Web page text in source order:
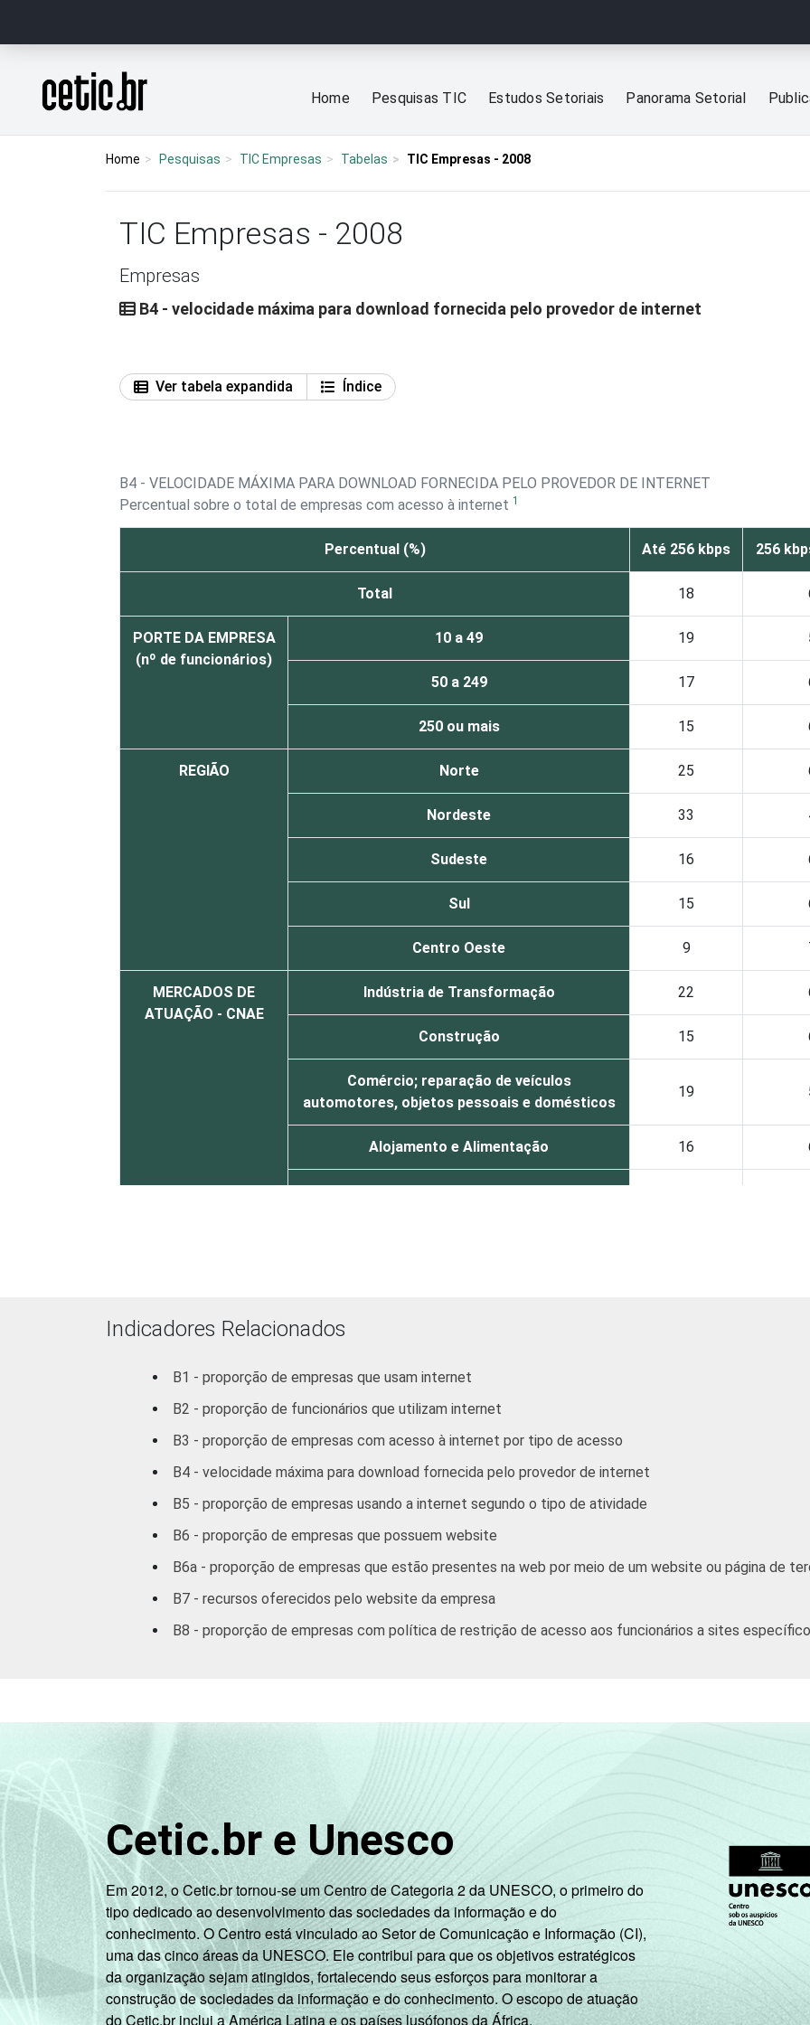
Página inicial
Home Pesquisas TIC Estudos Setoriais Panorama Setorial
Home Pesquisas TIC Empresas Tabelas TIC Empresas - 2008
TIC Empresas - 2008
Empresas
B4 - velocidade máxima para download fornecida pelo provedor de internet
Ver tabela expandida
Índice
B4 - VELOCIDADE MÁXIMA PARA DOWNLOAD FORNECIDA PELO PROVEDOR DE INTERNET
Percentual sobre o total de empresas com acesso à internet 1
Percentual (%) Até 256 kbps 256
Total 18
PORTE DA EMPRESA
(nº de funcionários)
10 a 49 19
50 a 249 17
250 ou mais 15
REGIÃO Norte 25
Nordeste 33
Sudeste 16
Sul 15
Centro Oeste 9
MERCADOS DE
ATUAÇÃO - CNAE
Indústria de Transformação 22
Construção 15
Comércio; reparação de veículos
automotores, objetos pessoais e domésticos
19
Alojamento e Alimentação 16
I, K e a seção O sem os grupos 90 e 91. Respostas múltiplas e estimuladas referentes a outubro/
3
A categoria "O - Outros serviços coletivos, sociais e pessoais" não reúne os grupos 90-Limpeza
atividades associativas.
Fonte: NIC.br - out/nov 2008
Indicadores Relacionados
B1 - proporção de empresas que usam internet
B2 - proporção de funcionários que utilizam internet
B3 - proporção de empresas com acesso à internet por tipo de acesso
B4 - velocidade máxima para download fornecida pelo provedor de internet
B5 - proporção de empresas usando a internet segundo o tipo de atividade
B6 - proporção de empresas que possuem website
B6a - proporção de empresas que estão presentes na web por meio de um website ou página de
B7 - recursos oferecidos pelo website da empresa
B8 - proporção de empresas com política de restrição de acesso aos funcionários a sites
Cetic.br e Unesco
Em 2012, o Cetic.br tornou-se um Centro de Categoria 2 da UNESCO, o primeiro do
tipo dedicado ao desenvolvimento das sociedades da informação e do
conhecimento. O Centro está vinculado ao Setor de Comunicação e Informação (CI),
uma das cinco áreas da UNESCO. Ele contribui para que os objetivos estratégicos
da organização sejam atingidos, fortalecendo seus esforços para monitorar a
construção de sociedades da informação e do conhecimento. O escopo de atuação
do Cetic.br inclui a América Latina e os países lusófonos da África.